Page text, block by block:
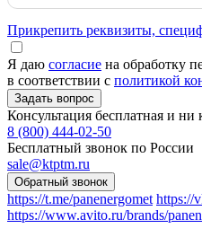
Прикрепить реквизиты,
Я даю согласие на обработку
в соответствии с политикой
Консультация бесплатная и ни
8 (800) 444-02-50
Бесплатный звонок по России
sale@ktptm.ru
https://t.me/panenergomet https://
https://www.avito.ru/brands/